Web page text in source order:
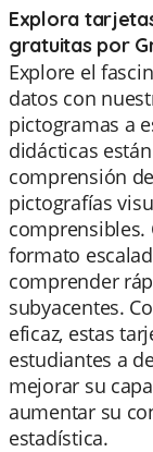
Explora
gratuitas por
Explore el
datos con
pictogramas a
didácticas
comprensión
pictografías
comprensibles.
formato
comprender
subyacentes.
eficaz, estas
estudiantes a
mejorar su
aumentar su
estadística.